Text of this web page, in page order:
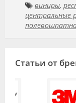
виниры,
центральные
Статьи от